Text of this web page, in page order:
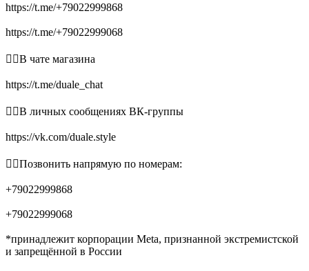
https://t.me/+79022999868
https://t.me/+79022999068
👉🏻В чате магазина
https://t.me/duale_chat
👉🏻В личных сообщениях ВК-группы
https://vk.com/duale.style
👉🏻Позвонить напрямую по номерам:
+79022999868
+79022999068
*принадлежит корпорации Meta, признанной экстремистской
и запрещённой в России